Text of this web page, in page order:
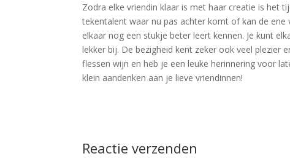
Zodra elke vriendin klaar is met haar creatie is het
tekentalent waar nu pas achter komt of kan de ene
elkaar nog een stukje beter leert kennen. Je kunt
lekker bij. De bezigheid kent zeker ook veel plezier
flessen wijn en heb je een leuke herinnering voor
klein aandenken aan je lieve vriendinnen!
Reactie verzenden